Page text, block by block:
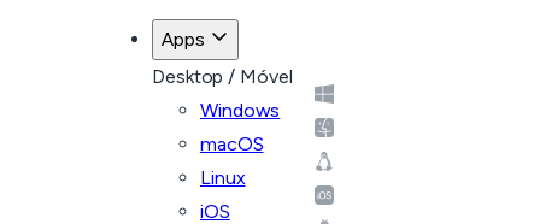
Apps
Desktop / Móvel
Windows
macOS
Linux
iOS